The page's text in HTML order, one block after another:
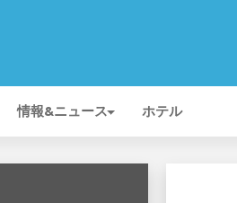
情報&ニュース ホテル